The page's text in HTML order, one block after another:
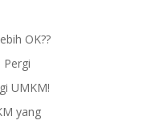
OK??
UMKM!
yang